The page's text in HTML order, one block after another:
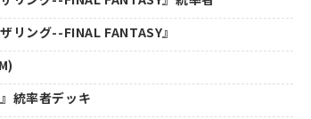
リング--FINAL FANTASY』
統率者デッキ